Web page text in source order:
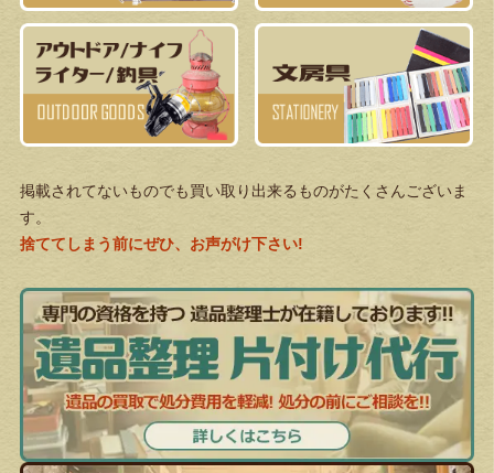
掲載されてないものでも買い取り出来るものがたくさんございま
す。
捨ててしまう前にぜひ、お声がけ下さい!